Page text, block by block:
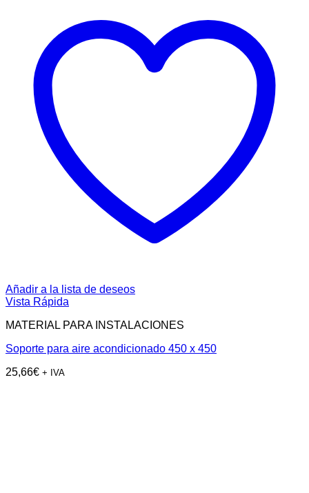
Añadir a la lista de deseos
Vista Rápida
MATERIAL PARA INSTALACIONES
Soporte para aire acondicionado 450 x 450
25,66€ + IVA